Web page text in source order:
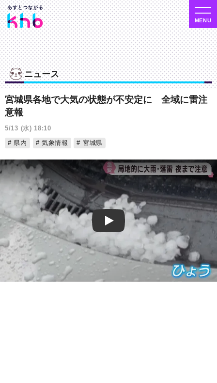
ニュース
宮城県各地で大気の状態が不安定に 全域に雷注
意報
5/13 (水) 18:10
県内
気象情報 宮城県
Play